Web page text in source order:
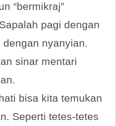
“bermikraj”
pagi dengan
nyanyian.
sinar mentari
bisa kita temukan
Seperti tetes-tetes